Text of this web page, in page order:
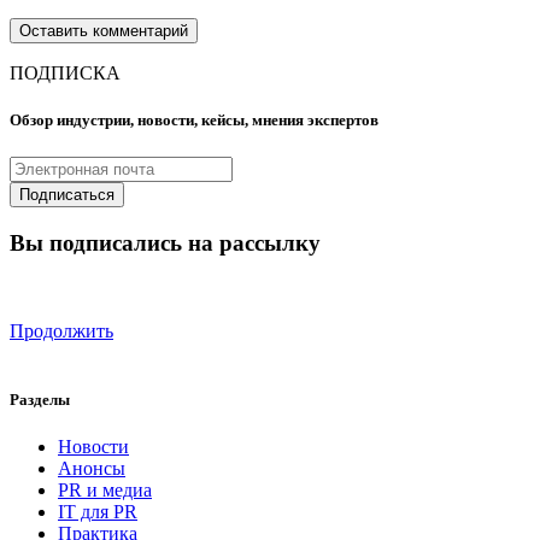
ПОДПИСКА
Обзор индустрии, новости, кейсы, мнения экспертов
Вы подписались на рассылку
Продолжить
Разделы
Новости
Анонсы
PR и медиа
IT для PR
Практика